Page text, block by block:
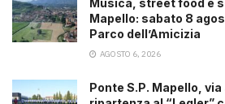
Musica, street food e
Mapello: sabato 8
Parco dell’Amicizia
AGOSTO 6, 2026
Ponte S.P. Mapello,